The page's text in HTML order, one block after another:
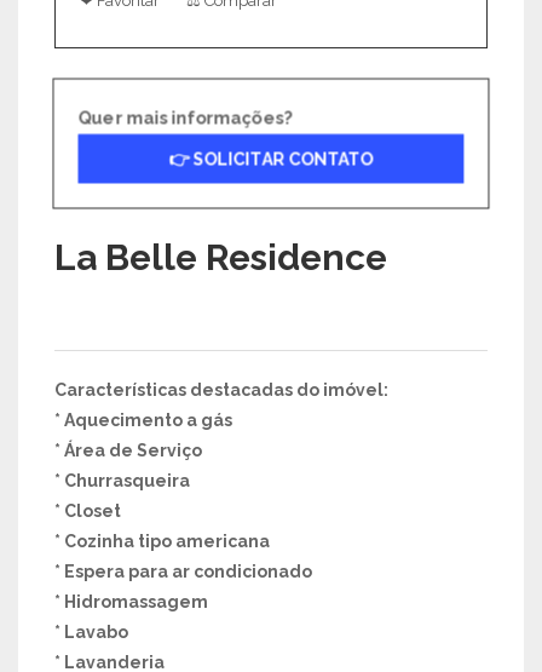
Quer mais informações?
👉 SOLICITAR CONTATO
La Belle Residence
Características destacadas do imóvel:
* Aquecimento a gás
* Área de Serviço
* Churrasqueira
* Closet
* Cozinha tipo americana
* Espera para ar condicionado
* Hidromassagem
* Lavabo
* Lavanderia